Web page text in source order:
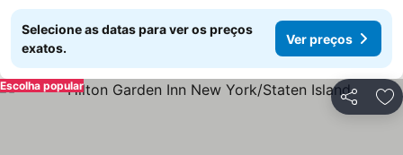
Selecione as datas para ver os preços
exatos.
Ver preços
Partilhar
Escolha popular